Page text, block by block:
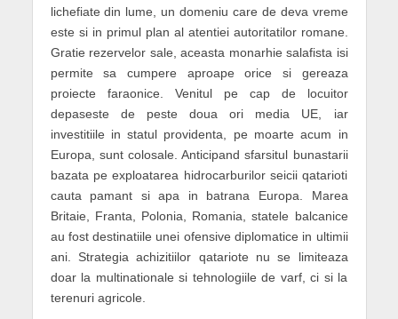
lichefiate din lume, un domeniu care de deva vreme
este si in primul plan al atentiei autoritatilor romane.
Gratie rezervelor sale, aceasta monarhie salafista isi
permite sa cumpere aproape orice si gereaza
proiecte faraonice. Venitul pe cap de locuitor
depaseste de peste doua ori media UE, iar
investitiile in statul providenta, pe moarte acum in
Europa, sunt colosale. Anticipand sfarsitul bunastarii
bazata pe exploatarea hidrocarburilor seicii qatarioti
cauta pamant si apa in batrana Europa. Marea
Britaie, Franta, Polonia, Romania, statele balcanice
au fost destinatiile unei ofensive diplomatice in ultimii
ani. Strategia achizitiilor qatariote nu se limiteaza
doar la multinationale si tehnologiile de varf, ci si la
terenuri agricole.